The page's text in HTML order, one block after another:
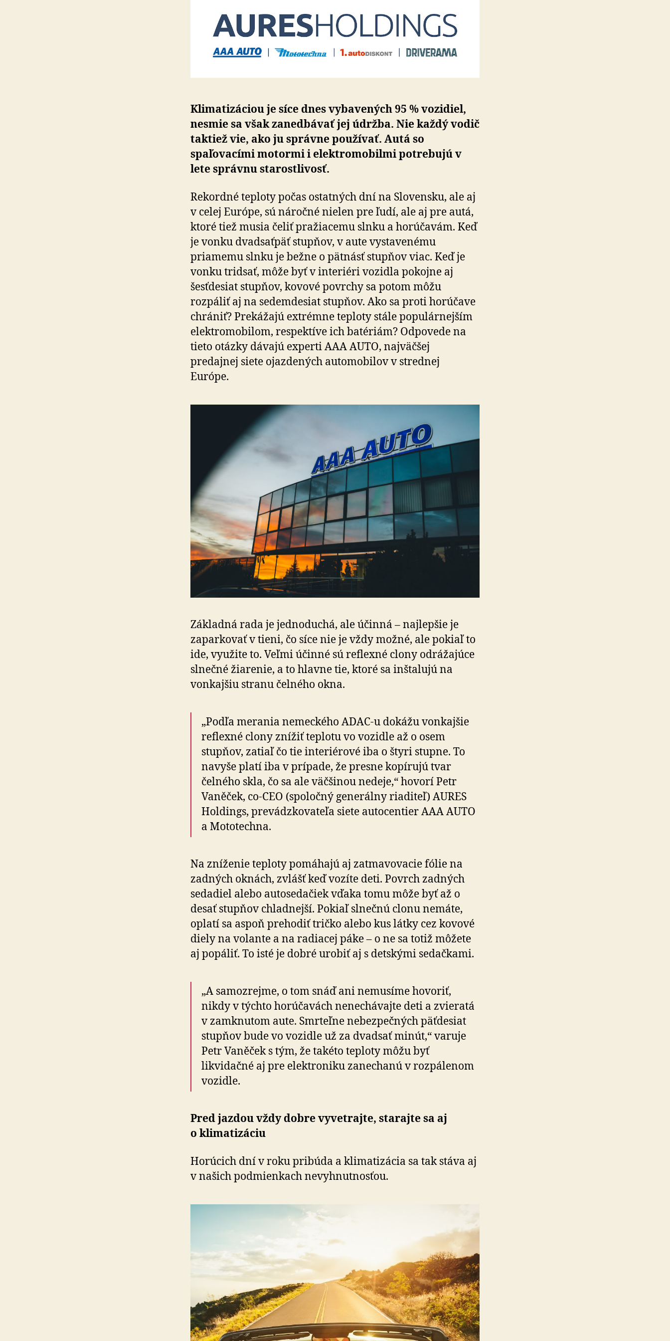
Klimatizáciou je síce dnes vybavených 95 % vozidiel,
nesmie sa však zanedbávať jej údržba. Nie každý vodič
taktiež vie, ako ju správne používať. Autá so
spaľovacími motormi i elektromobilmi potrebujú v
lete správnu starostlivosť.
Rekordné teploty počas ostatných dní na Slovensku, ale aj
v celej Európe, sú náročné nielen pre ľudí, ale aj pre autá,
ktoré tiež musia čeliť pražiacemu slnku a horúčavám. Keď
je vonku dvadsaťpäť stupňov, v aute vystavenému
priamemu slnku je bežne o pätnásť stupňov viac. Keď je
vonku tridsať, môže byť v interiéri vozidla pokojne aj
šesťdesiat stupňov, kovové povrchy sa potom môžu
rozpáliť aj na sedemdesiat stupňov. Ako sa proti horúčave
chrániť? Prekážajú extrémne teploty stále populárnejším
elektromobilom, respektíve ich batériám? Odpovede na
tieto otázky dávajú experti AAA AUTO, najväčšej
predajnej siete ojazdených automobilov v strednej
Európe.
Základná rada je jednoduchá, ale účinná – najlepšie je
zaparkovať v tieni, čo síce nie je vždy možné, ale pokiaľ to
ide, využite to. Veľmi účinné sú reflexné clony odrážajúce
slnečné žiarenie, a to hlavne tie, ktoré sa inštalujú na
vonkajšiu stranu čelného okna.
„Podľa merania nemeckého ADAC-u dokážu vonkajšie
reflexné clony znížiť teplotu vo vozidle až o osem
stupňov, zatiaľ čo tie interiérové iba o štyri stupne. To
navyše platí iba v prípade, že presne kopírujú tvar
čelného skla, čo sa ale väčšinou nedeje,“ hovorí Petr
Vaněček, co-CEO (spoločný generálny riaditeľ) AURES
Holdings, prevádzkovateľa siete autocentier AAA AUTO
a Mototechna.
Na zníženie teploty pomáhajú aj zatmavovacie fólie na
zadných oknách, zvlášť keď vozíte deti. Povrch zadných
sedadiel alebo autosedačiek vďaka tomu môže byť až o
desať stupňov chladnejší. Pokiaľ slnečnú clonu nemáte,
oplatí sa aspoň prehodiť tričko alebo kus látky cez kovové
diely na volante a na radiacej páke – o ne sa totiž môžete
aj popáliť. To isté je dobré urobiť aj s detskými sedačkami.
„A samozrejme, o tom snáď ani nemusíme hovoriť,
nikdy v týchto horúčavách nenechávajte deti a zvieratá
v zamknutom aute. Smrteľne nebezpečných päťdesiat
stupňov bude vo vozidle už za dvadsať minút,“ varuje
Petr Vaněček s tým, že takéto teploty môžu byť
likvidačné aj pre elektroniku zanechanú v rozpálenom
vozidle.
Pred jazdou vždy dobre vyvetrajte, starajte sa aj
o klimatizáciu
Horúcich dní v roku pribúda a klimatizácia sa tak stáva aj
v našich podmienkach nevyhnutnosťou.